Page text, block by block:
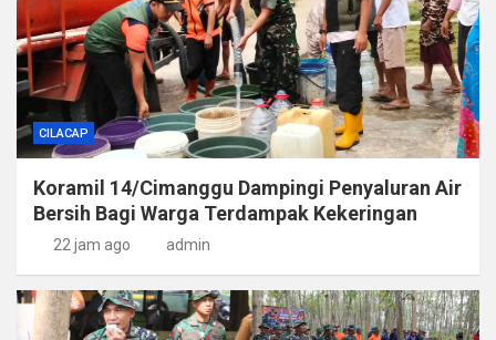
CILACAP
Koramil 14/Cimanggu Dampingi Penyaluran Air
Bersih Bagi Warga Terdampak Kekeringan
22 jam ago admin